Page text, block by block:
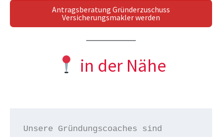
Antragsberatung Gründerzuschuss
Versicherungsmakler werden
in der Nähe
Unsere Gründungscoaches sind